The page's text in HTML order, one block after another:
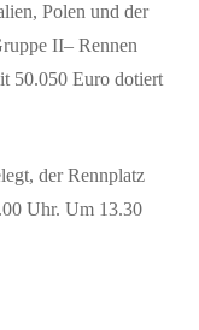
Polen und der
II– Rennen
50.050 Euro dotiert
der Rennplatz
Uhr. Um 13.30